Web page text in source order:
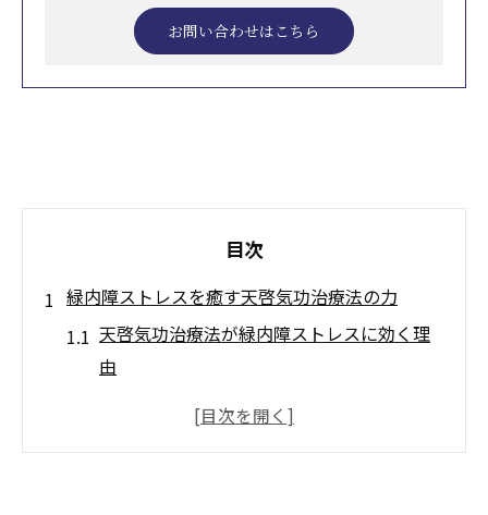
お問い合わせはこちら
目次
緑内障ストレスを癒す天啓気功治療法の力
天啓気功治療法が緑内障ストレスに効く理
由
緑内障に悩む方へ天啓気功治療法の安心感